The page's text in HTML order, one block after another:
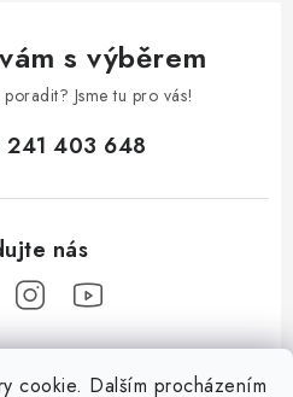
cookie. Dalším procházením
s výběrem
Jsme tu pro vás!
403 648